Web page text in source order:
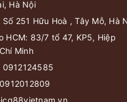
Hà Nội
Số 251 Hữu Hoà , Tây Mỗ, Hà
HCM: 83/7 tổ 47, KP5, Hiệp
Minh
0912124585
0912012809